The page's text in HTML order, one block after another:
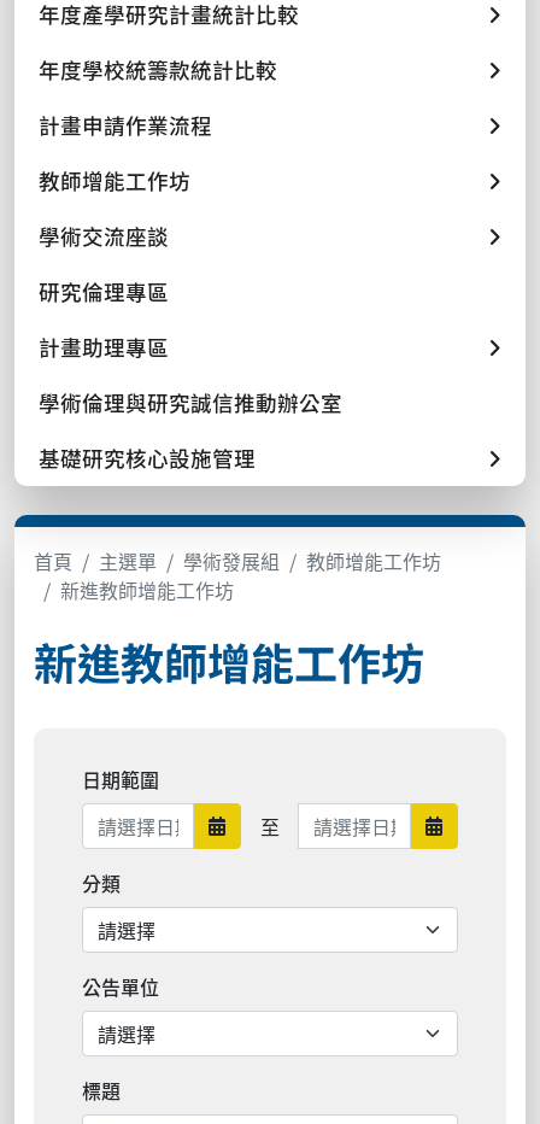
年度產學研究計畫統計比較
年度學校統籌款統計比較
計畫申請作業流程
教師增能工作坊
學術交流座談
研究倫理專區
計畫助理專區
學術倫理與研究誠信推動辦公室
基礎研究核心設施管理
首頁 主選單 學術發展組
教師增能工作坊
新進教師增能工作坊
新進教師增能工作坊
日期範圍
日期範圍開始
至 日期範圍結束 日期範圍
分類
公告單位
標題